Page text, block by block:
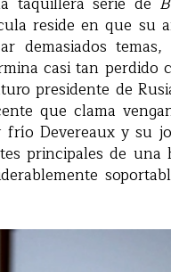
reside en que su
demasiados
casi tan perdido
presidente de
que clama
Devereaux y su
principales de una